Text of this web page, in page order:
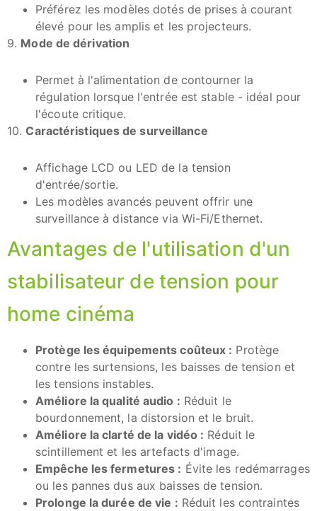
Préférez les modèles dotés de prises à courant
élevé pour les amplis et les projecteurs.
9. Mode de dérivation
Permet à l'alimentation de contourner la
régulation lorsque l'entrée est stable - idéal pour
l'écoute critique.
10. Caractéristiques de surveillance
Affichage LCD ou LED de la tension
d'entrée/sortie.
Les modèles avancés peuvent offrir une
surveillance à distance via Wi-Fi/Ethernet.
Avantages de l'utilisation d'un
stabilisateur de tension pour
home cinéma
Protège les équipements coûteux : Protège
contre les surtensions, les baisses de tension et
les tensions instables.
Améliore la qualité audio : Réduit le
bourdonnement, la distorsion et le bruit.
Améliore la clarté de la vidéo : Réduit le
scintillement et les artefacts d'image.
Empêche les fermetures : Évite les redémarrages
ou les pannes dus aux baisses de tension.
Prolonge la durée de vie : Réduit les contraintes